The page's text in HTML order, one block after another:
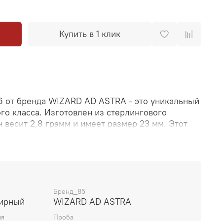
Купить в 1 клик
бренда WIZARD AD ASTRA - это уникальный
класса. Изготовлен из стерлингового
весит 2,8 грамм и имеет размер 23 мм. Этот
свойствами, помогая своему обладателю в
удачи и счастья, а также защищая от
печени, легких, крови и вен, а также
давление и головные боли. Этот талисман
этническим дизайном. Он станет отличным
в магию и хочет привлечь позитивные
Бренд_85
WIZARD AD ASTRA
Проба